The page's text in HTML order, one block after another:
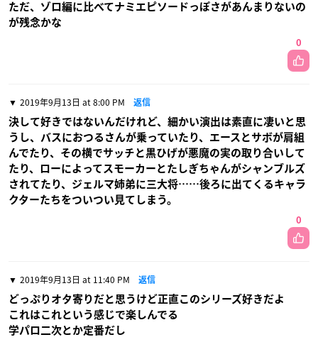
ただ、ゾロ編に比べてナミエピソードっぽさがあんまりないの
が残念かな
0
2019年9月13日 at 8:00 PM 返信
決して好きではないんだけれど、細かい演出は素直に凄いと思
うし、バスにおつるさんが乗っていたり、エースとサボが肩組
んでたり、その横でサッチと黒ひげが悪魔の実の取り合いして
たり、ローによってスモーカーとたしぎちゃんがシャンブルズ
されてたり、ジェルマ姉弟に三大将……後ろに出てくるキャラ
クターたちをついつい見てしまう。
0
2019年9月13日 at 11:40 PM 返信
どっぷりオタ寄りだと思うけど正直このシリーズ好きだよ
これはこれという感じで楽しんでる
学パロ二次とか定番だし